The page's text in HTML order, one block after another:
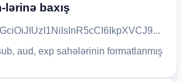
lərinə baxış
aud, exp sahələrinin formatlanmış